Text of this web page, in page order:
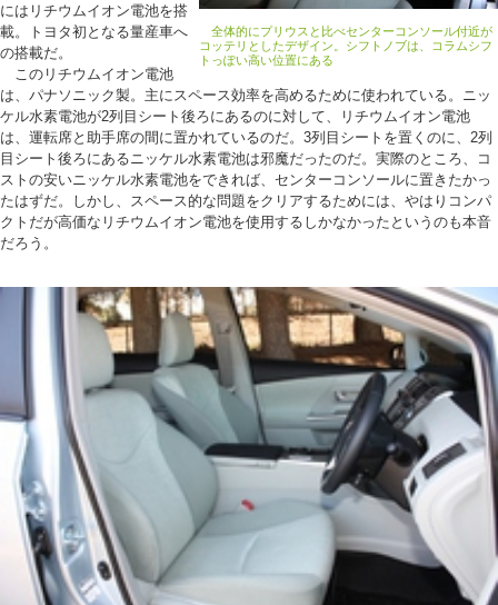
全体的にプリウスと比べセンターコンソール付近が
コッテリとしたデザイン。シフトノブは、コラムシフ
トっぽい高い位置にある
にはリチウムイオン電池を搭
載。トヨタ初となる量産車へ
の搭載だ。
このリチウムイオン電池
は、パナソニック製。主にスペース効率を高めるために使われている。ニッ
ケル水素電池が2列目シート後ろにあるのに対して、リチウムイオン電池
は、運転席と助手席の間に置かれているのだ。3列目シートを置くのに、2列
目シート後ろにあるニッケル水素電池は邪魔だったのだ。実際のところ、コ
ストの安いニッケル水素電池をできれば、センターコンソールに置きたかっ
たはずだ。しかし、スペース的な問題をクリアするためには、やはりコンパ
クトだが高価なリチウムイオン電池を使用するしかなかったというのも本音
だろう。